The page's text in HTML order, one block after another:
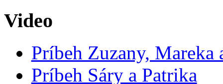
Video
Príbeh Zuzany, Mareka
Príbeh Sáry a Patrika